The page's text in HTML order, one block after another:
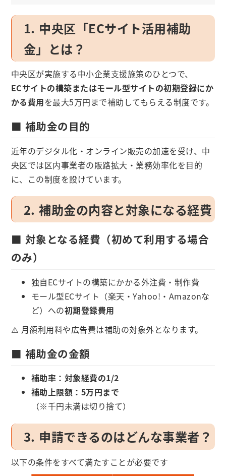
1. 中央区「ECサイト活用補助
金」とは？
中央区が実施する中小企業支援施策のひとつで、
ECサイトの構築またはモール型サイトの初期登録にか
かる費用を最大5万円まで補助してもらえる制度です。
■ 補助金の目的
近年のデジタル化・オンライン販売の加速を受け、中
央区では区内事業者の販路拡大・業務効率化を目的
に、この制度を設けています。
2. 補助金の内容と対象になる経費
■ 対象となる経費（初めて利用する場合
のみ）
独自ECサイトの構築にかかる外注費・制作費
モール型ECサイト（楽天・Yahoo!・Amazonな
ど）への初期登録費用
⚠️ 月額利用料や広告費は補助の対象外となります。
■ 補助金の金額
補助率：対象経費の1/2
補助上限額：5万円まで
（※千円未満は切り捨て）
3. 申請できるのはどんな事業者？
以下の条件をすべて満たすことが必要です